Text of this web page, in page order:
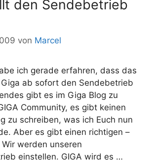
den Sendebetrieb
von Marcel
ich gerade erfahren, dass das
ab sofort den Sendebetrieb
gibt es im Giga Blog zu
Community, es gibt keinen
zu schreiben, was ich Euch nun
Aber es gibt einen richtigen –
werden unseren
einstellen. GIGA wird es …